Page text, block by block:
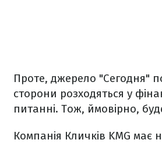
Проте, джерело "Сегодня"
сторони розходяться у
питанні. Тож, ймовірно,
Компанія Кличків KMG має